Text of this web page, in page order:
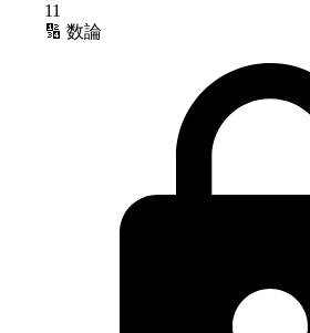
11
🔢 数論